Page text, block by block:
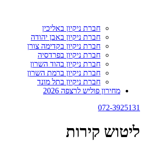
חברת ניקיון באליכין
חברת ניקיון באבן יהודה
חברת ניקיון בקדימה צורן
חברת ניקיון בפרדסיה
חברת ניקיון בהוד השרון
חברת ניקיון ברמת השרון
חברת ניקיון בתל מונד
מחירון פוליש לרצפה 2026
072-3925131
ליטוש קירות